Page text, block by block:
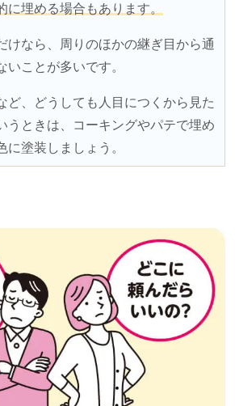
に埋める場合もあります。
けなら、周りのほかの継ぎ目から通
ことが多いです。
ど、どうしても人目につくから見た
うときは、コーキングやパテで埋め
に塗装しましょう。